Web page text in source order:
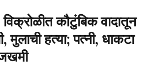
कौटुंबिक वादातून
मुलाची हत्या; पत्नी, धाकटा